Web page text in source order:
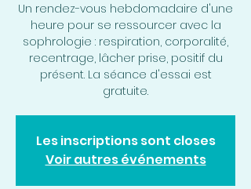
Un rendez-vous hebdomadaire d'une
heure pour se ressourcer avec la
sophrologie : respiration, corporalité,
recentrage, lâcher prise, positif du
présent. La séance d'essai est
gratuite.
Les inscriptions sont closes
Voir autres événements